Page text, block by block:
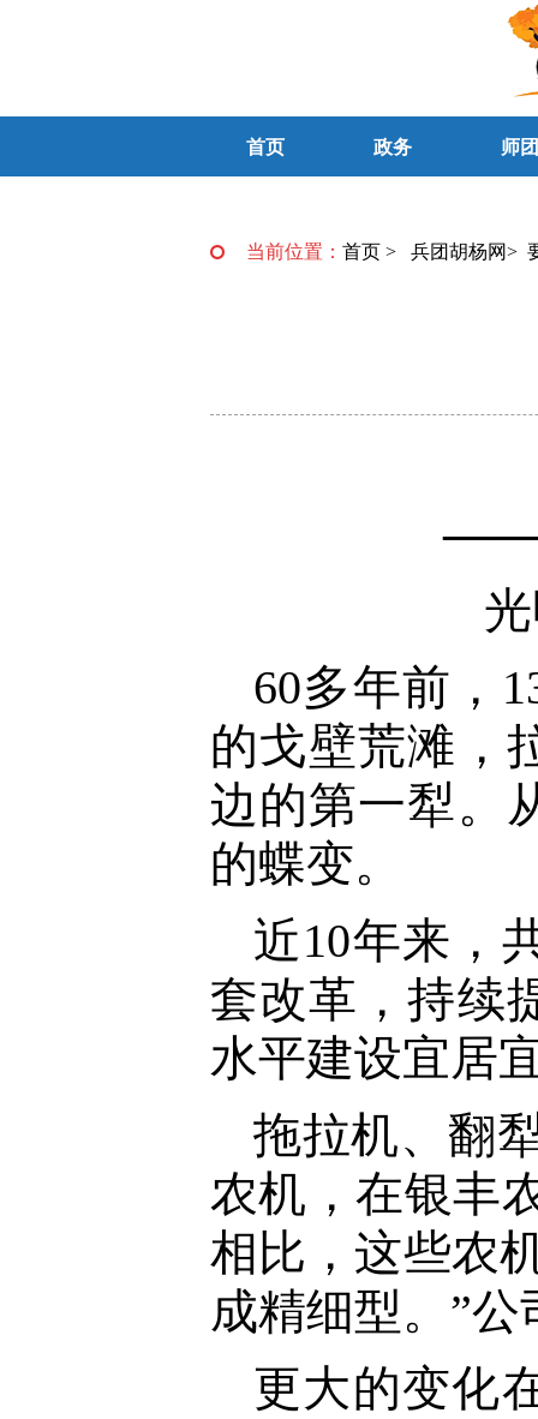
首页 政务 师
当前位置： 首页 > 兵团胡杨网>
——
60多年前，
的戈壁荒滩，
边的第一犁。
的蝶变。
近10年来，
套改革，持续
水平建设宜居
拖拉机、翻
农机，在银丰
相比，这些农
成精细型。”
更大的变化